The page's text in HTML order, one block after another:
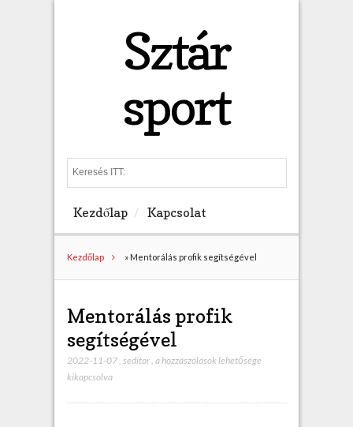
Sztár
sport
e
h
Kezdőlap Kapcsolat
Kezdőlap » Mentorálás profik segítségével
Mentorálás profik
segítségével
2022-11-07, seditor, M
a hozzászólások lehetősége
kikapcsolva